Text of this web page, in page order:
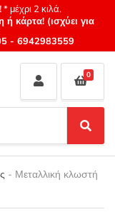
* μέχρι 2 κιλά.
κάρτα! (ισχύει για
- 6942983559
S
e
a
r
0
- Μεταλλική κλωστή